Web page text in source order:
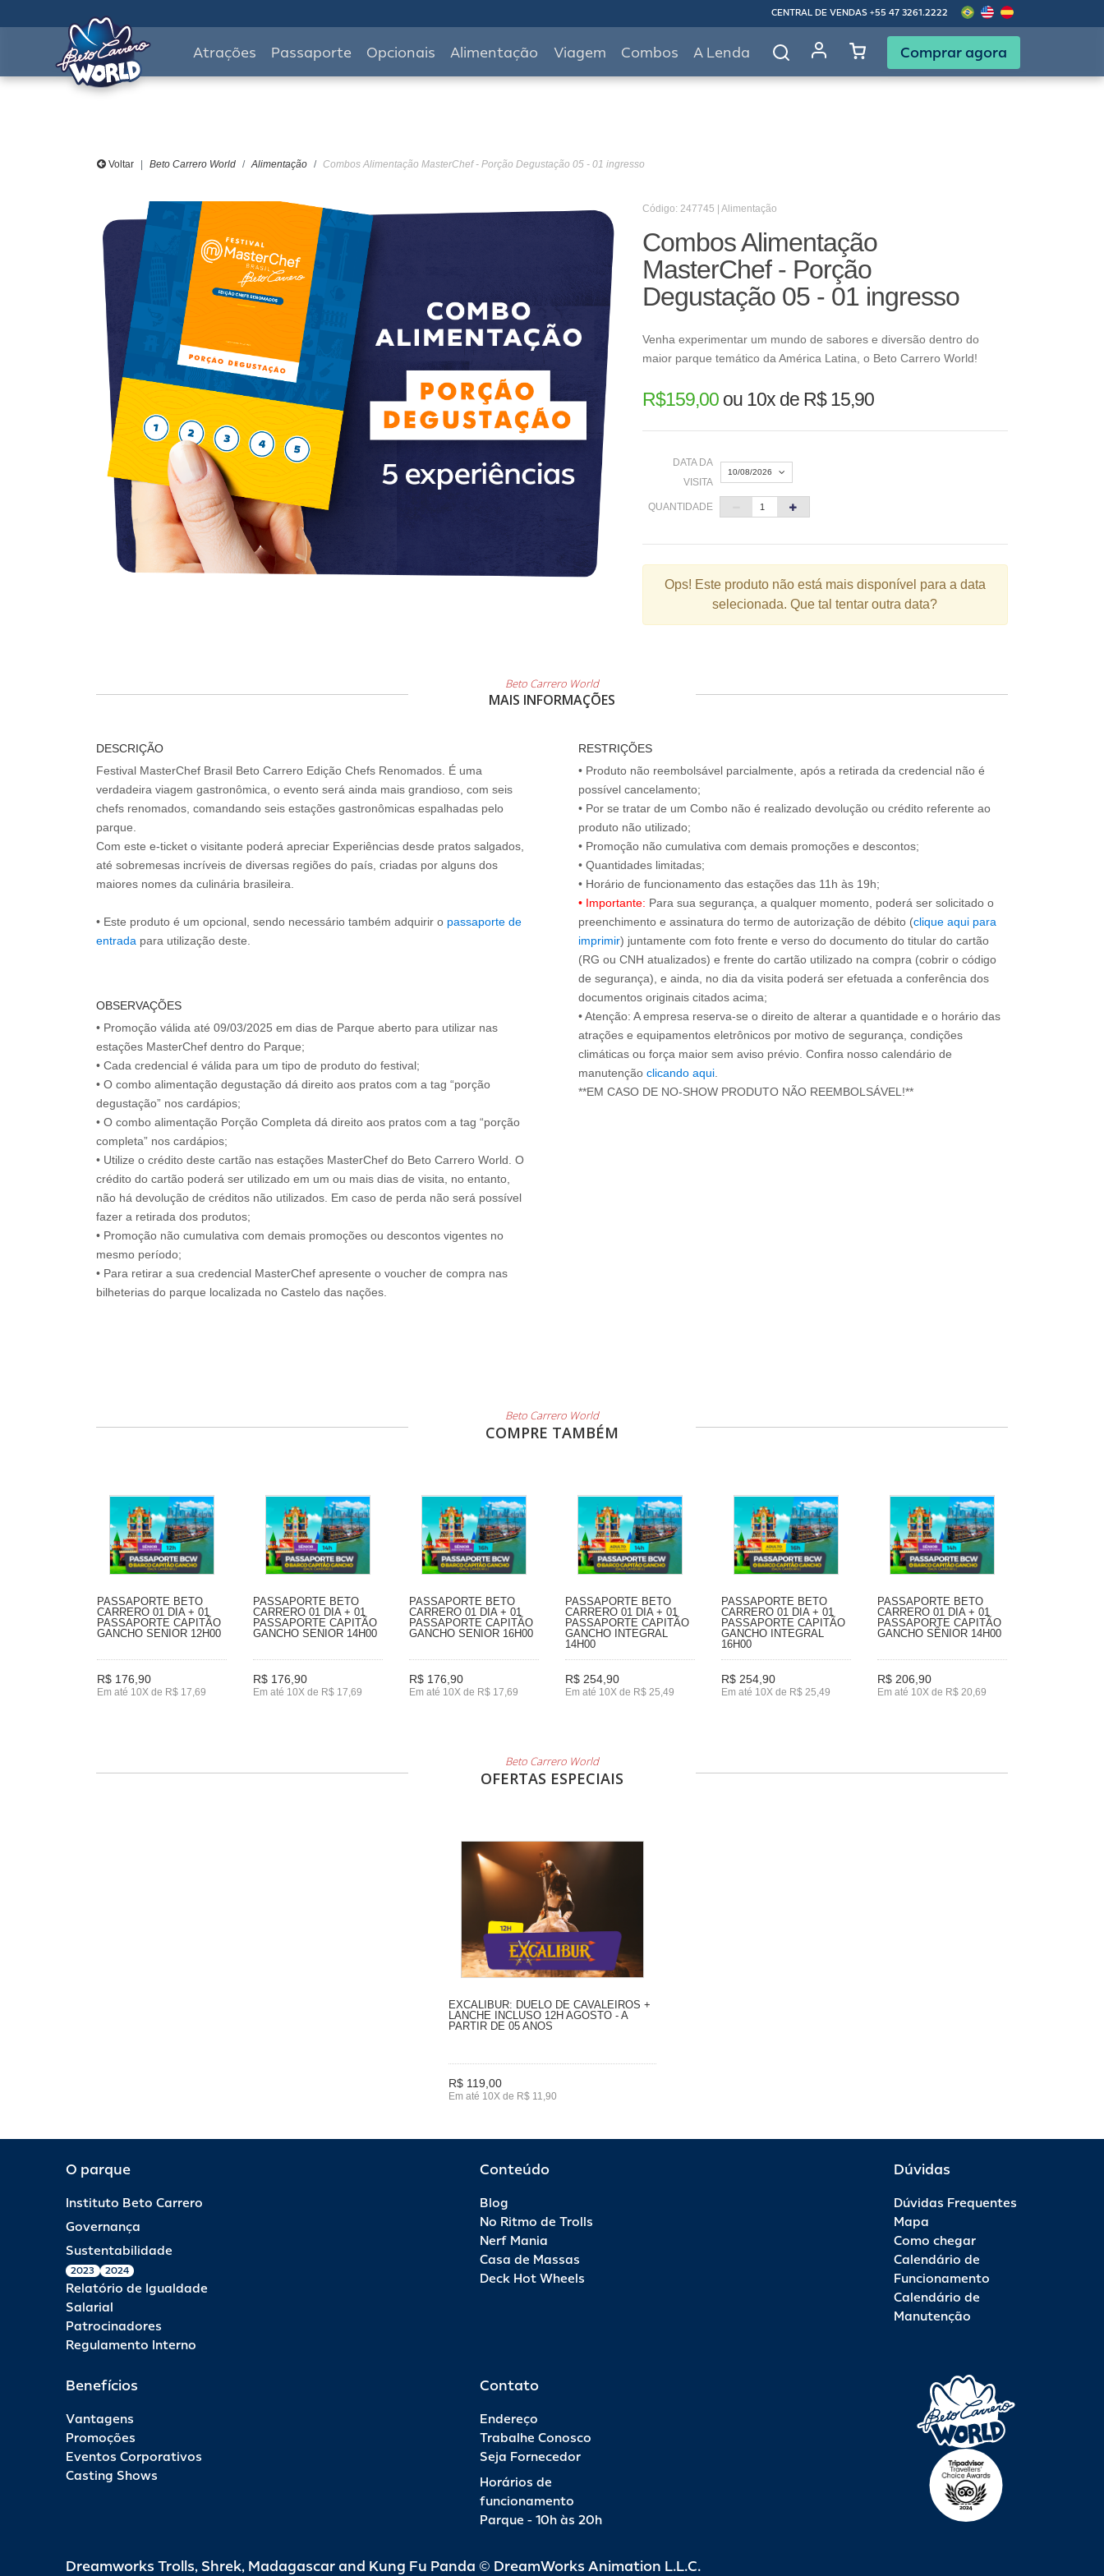
CENTRAL DE VENDAS +55 47 3261.2222
Atrações Passaporte Opcionais Alimentação Viagem Combos A Lenda Comprar agora
Voltar Beto Carrero World Alimentação Combos Alimentação MasterChef - Porção Degustação 05 - 01 ingresso
Código: 247745 | Alimentação
Combos Alimentação
MasterChef - Porção
Degustação 05 - 01 ingresso
Venha experimentar um mundo de sabores e diversão dentro do
maior parque temático da América Latina, o Beto Carrero World!
R$159,00ou 10x de R$ 15,90
DATA DA
VISITA
10/08/2026
1
2 3 4 5 6 7 8
9 10 11 12 13 14 15
QUANTIDADE
Ops! Este produto não está mais disponível para a data
selecionada. Que tal tentar outra data?
Beto Carrero World
MAIS INFORMAÇÕES
DESCRIÇÃO
Festival MasterChef Brasil Beto Carrero Edição Chefs Renomados. É uma
verdadeira viagem gastronômica, o evento será ainda mais grandioso, com seis
chefs renomados, comandando seis estações gastronômicas espalhadas pelo
parque.
Com este e-ticket o visitante poderá apreciar Experiências desde pratos salgados,
até sobremesas incríveis de diversas regiões do país, criadas por alguns dos
maiores nomes da culinária brasileira.
• Este produto é um opcional, sendo necessário também adquirir o passaporte de
entrada para utilização deste.
OBSERVAÇÕES
• Promoção válida até 09/03/2025 em dias de Parque aberto para utilizar nas
estações MasterChef dentro do Parque;
• Cada credencial é válida para um tipo de produto do festival;
• O combo alimentação degustação dá direito aos pratos com a tag “porção
degustação” nos cardápios;
• O combo alimentação Porção Completa dá direito aos pratos com a tag “porção
completa” nos cardápios;
• Utilize o crédito deste cartão nas estações MasterChef do Beto Carrero World. O
crédito do cartão poderá ser utilizado em um ou mais dias de visita, no entanto,
não há devolução de créditos não utilizados. Em caso de perda não será possível
fazer a retirada dos produtos;
• Promoção não cumulativa com demais promoções ou descontos vigentes no
mesmo período;
• Para retirar a sua credencial MasterChef apresente o voucher de compra nas
bilheterias do parque localizada no Castelo das nações.
RESTRIÇÕES
• Produto não reembolsável parcialmente, após a retirada da credencial não é
possível cancelamento;
• Por se tratar de um Combo não é realizado devolução ou crédito referente ao
produto não utilizado;
• Promoção não cumulativa com demais promoções e descontos;
• Quantidades limitadas;
• Importante: Para sua segurança, a qualquer momento, poderá ser solicitado o
preenchimento e assinatura do termo de autorização de débito (clique aqui para
imprimir) juntamente com foto frente e verso do documento do titular do cartão
(RG ou CNH atualizados) e frente do cartão utilizado na compra (cobrir o código
de segurança), e ainda, no dia da visita poderá ser efetuada a conferência dos
documentos originais citados acima;
• Atenção: A empresa reserva-se o direito de alterar a quantidade e o horário das
atrações e equipamentos eletrônicos por motivo de segurança, condições
climáticas ou força maior sem aviso prévio. Confira nosso calendário de
manutenção clicando aqui
**EM CASO DE NO-SHOW PRODUTO NÃO REEMBOLSÁVEL!**
Beto Carrero World
COMPRE TAMBÉM
PASSAPORTE BETO
CARRERO 01 DIA + 01
PASSAPORTE CAPITÃO
GANCHO SENIOR 12H00
R$ 176,90
Em até 10X de R$ 17,69
PASSAPORTE BETO
CARRERO 01 DIA + 01
PASSAPORTE CAPITÃO
GANCHO SENIOR 14H00
R$ 176,90
Em até 10X de R$ 17,69
PASSAPORTE BETO
CARRERO 01 DIA + 01
PASSAPORTE CAPITÃO
GANCHO SENIOR 16H00
R$ 176,90
Em até 10X de R$ 17,69
PASSAPORTE BETO
CARRERO 01 DIA + 01
PASSAPORTE CAPITÃO
GANCHO INTEGRAL
14H00
R$ 254,90
Em até 10X de R$ 25,49
PASSAPORTE BETO
CARRERO 01 DIA + 01
PASSAPORTE CAPITÃO
GANCHO INTEGRAL
16H00
R$ 254,90
Em até 10X de R$ 25,49
PASSAPORTE BETO
CARRERO 01 DIA + 01
PASSAPORTE CAPITÃO
GANCHO SÊNIOR 14H00
R$ 206,90
Em até 10X de R$ 20,69
Beto Carrero World
OFERTAS ESPECIAIS
EXCALIBUR: DUELO DE CAVALEIROS +
LANCHE INCLUSO 12H AGOSTO - A
PARTIR DE 05 ANOS
R$ 119,00
Em até 10X de R$ 11,90
O parque
Instituto Beto Carrero
Governança
Sustentabilidade
2023 2024
Relatório de Igualdade
Salarial
Patrocinadores
Regulamento Interno
Conteúdo
Blog
No Ritmo de Trolls
Nerf Mania
Casa de Massas
Deck Hot Wheels
Dúvidas
Dúvidas Frequentes
Mapa
Como chegar
Calendário de
Funcionamento
Calendário de
Manutenção
Benefícios
Vantagens
Promoções
Eventos Corporativos
Casting Shows
Contato
Endereço
Trabalhe Conosco
Seja Fornecedor
Horários de
funcionamento
Parque - 10h às 20h
Dreamworks Trolls, Shrek, Madagascar and Kung Fu Panda © DreamWorks Animation L.L.C.